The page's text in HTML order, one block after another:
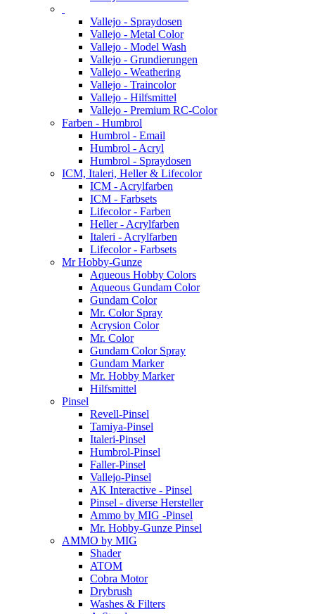
Vallejo - Spraydosen
Vallejo - Metal Color
Vallejo - Model Wash
Vallejo - Grundierungen
Vallejo - Weathering
Vallejo - Traincolor
Vallejo - Hilfsmittel
Vallejo - Premium RC-Color
Farben - Humbrol
Humbrol - Email
Humbrol - Acryl
Humbrol - Spraydosen
ICM, Italeri, Heller & Lifecolor
ICM - Acrylfarben
ICM - Farbsets
Lifecolor - Farben
Heller - Acrylfarben
Italeri - Acrylfarben
Lifecolor - Farbsets
Mr Hobby-Gunze
Aqueous Hobby Colors
Aqueous Gundam Color
Gundam Color
Mr. Color Spray
Acrysion Color
Mr. Color
Gundam Color Spray
Gundam Marker
Mr. Hobby Marker
Hilfsmittel
Pinsel
Revell-Pinsel
Tamiya-Pinsel
Italeri-Pinsel
Humbrol-Pinsel
Faller-Pinsel
Vallejo-Pinsel
AK Interactive - Pinsel
Pinsel - diverse Hersteller
Ammo by MIG -Pinsel
Mr. Hobby-Gunze Pinsel
AMMO by MIG
Shader
ATOM
Cobra Motor
Drybrush
Washes & Filters